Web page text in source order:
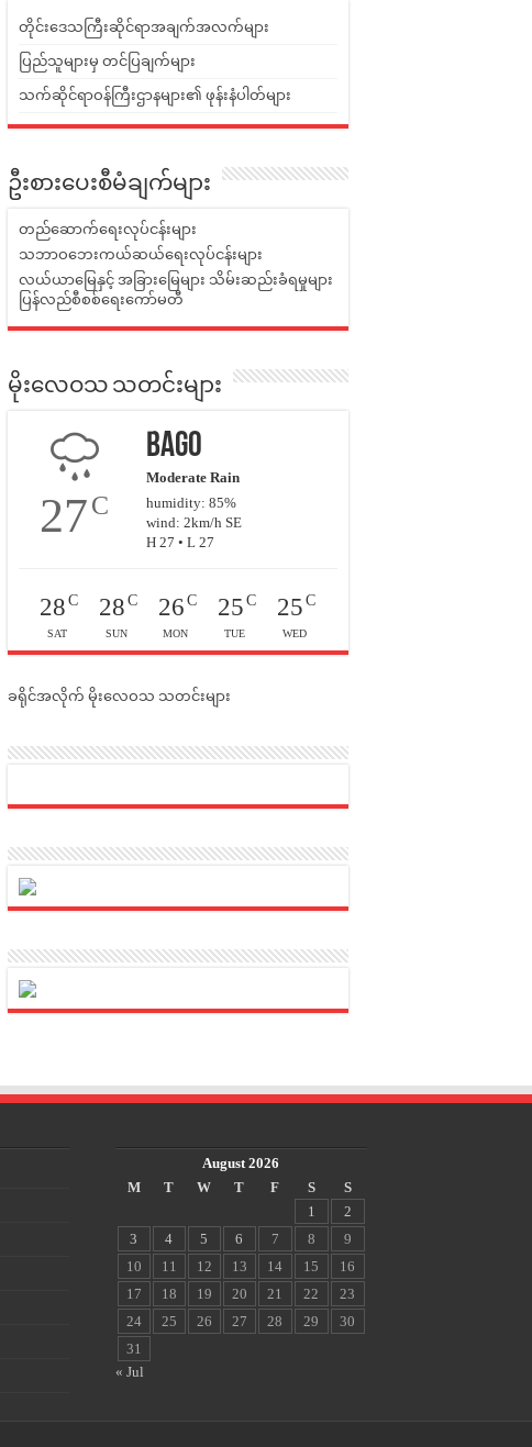
တိုင်းဒေသကြီးဆိုင်ရာအချက်အလက်များ
ပြည်သူများမှ တင်ပြချက်များ
သက်ဆိုင်ရာဝန်ကြီးဌာနများ၏ ဖုန်းနံပါတ်များ
ဦးစားပေးစီမံချက်များ
တည်ဆောက်ရေးလုပ်ငန်းများ
သဘာဝဘေးကယ်ဆယ်ရေးလုပ်ငန်းများ
လယ်ယာမြေနှင့် အခြားမြေများ သိမ်းဆည်းခံရမှုများ
ပြန်လည်စီစစ်ရေးကော်မတီ
မိုးလေဝသ သတင်းများ
27C
Bago
Moderate Rain
humidity: 85%
wind: 2km/h SE
H 27 • L 27
28 C
SAT
28 C
SUN
26 C
MON
25 C
TUE
25 C
WED
ခရိုင်အလိုက် မိုးလေဝသ သတင်းများ
August 2026
M
T W T F S
S
1
2
3
4 5 6 7 8
9
10
11 12 13 14 15
16
17
18 19 20 21 22
23
24
25 26 27 28 29
30
31
« Jul